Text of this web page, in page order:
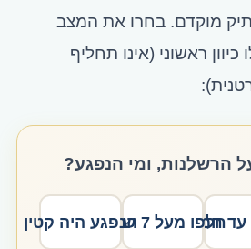
מוקדם. בחרו את המצב
ראשוני (אינו תחליף
הרשלנות, ומי הנפגע?
עד חמש שנים
חלפו מעל 7 שנים הנפגע היה קטין